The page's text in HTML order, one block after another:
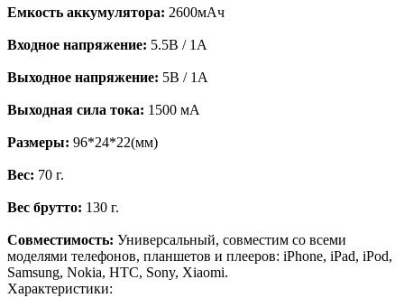
Емкость аккумулятора: 2600мАч
Входное напряжение: 5.5В / 1A
Выходное напряжение: 5В / 1A
Выходная сила тока: 1500 мА
Размеры: 96*24*22(мм)
Вес: 70 г.
Вес брутто: 130 г.
Совместимость: Универсальный, совместим со всеми
моделями телефонов, планшетов и плееров: iPhone, iPad, iPod,
Samsung, Nokia, HTC, Sony, Xiaomi.
Характеристики: